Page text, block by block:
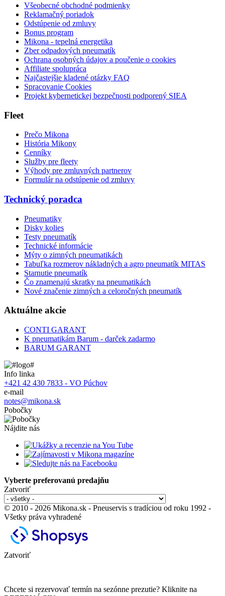
Všeobecné obchodné podmienky
Reklamačný poriadok
Odstúpenie od zmluvy
Bonus program
Mikona - tepelná energetika
Zber odpadových pneumatík
Ochrana osobných údajov a poučenie o cookies
Affiliate spolupráca
Najčastejšie kladené otázky FAQ
Spracovanie Cookies
Projekt kybernetickej bezpečnosti podporený SIEA
Fleet
Prečo Mikona
História Mikony
Cenníky
Služby pre fleety
Výhody pre zmluvných partnerov
Formulár na odstúpenie od zmluvy
Technický poradca
Pneumatiky
Disky kolies
Testy pneumatík
Technické informácie
Mýty o zimných pneumatikách
Tabuľka rozmerov nákladných a agro pneumatík MITAS
Starnutie pneumatík
Čo znamenajú skratky na pneumatikách
Nové značenie zimných a celoročných pneumatík
Aktuálne akcie
CONTI GARANT
K pneumatikám Barum - darček zadarmo
BARUM GARANT
Info linka
+421 42 430 7833 - VO Púchov
e-mail
notes@mikona.sk
Pobočky
Nájdite nás
Vyberte preferovanú predajňu
Zatvoriť
© 2010 - 2026 Mikona.sk - Pneuservis s tradíciou od roku 1992 -
Všetky práva vyhradené
Zatvoriť
Chcete si rezervovať termín na sezónne prezutie? Kliknite na